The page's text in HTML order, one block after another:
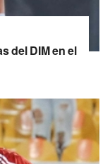
del DIM en el